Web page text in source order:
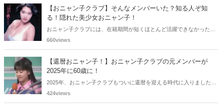
わどいショットで多くの男性を魅了した女性も!? 今回は、そんなグラ
ビアで活躍した女性政治家6名をご紹介します。
【おニャン子クラブ】そんなメンバーいた？知る人ぞ知
る！隠れた美少女おニャン子！
おニャン子クラブには、在籍期間が短くほとんど活躍できなかったも
のの、知る人ぞ知る "美少女おニャン子" がいました。それも、強制的
子まで様々です。今回は、筆者の独断と偏見で、4人の "隠れ美少女お
ニャン子" をご紹介します。
660views
【還暦おニャン子！】おニャン子クラブの元メンバーが
2025年に60歳に！
2025年、おニャン子クラブもついに還暦を迎える時代に入りました。
おニャン子クラブの元メンバーは全員が昭和40年代生まれで、そのう
424views